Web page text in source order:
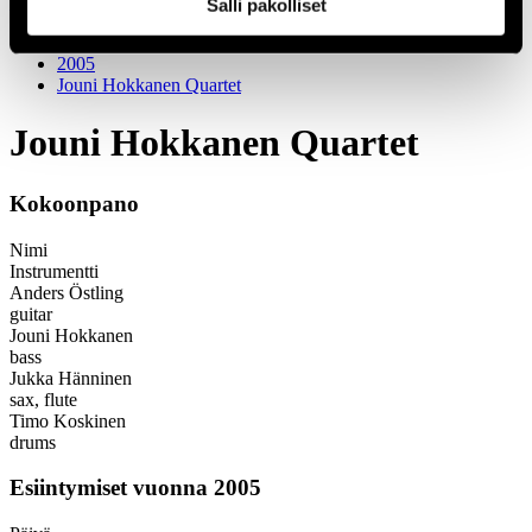
Salli pakolliset
Festivaalivuodet
2005
Jouni Hokkanen Quartet
Jouni Hokkanen Quartet
Kokoonpano
Nimi
Instrumentti
Anders Östling
guitar
Jouni Hokkanen
bass
Jukka Hänninen
sax, flute
Timo Koskinen
drums
Esiintymiset vuonna 2005